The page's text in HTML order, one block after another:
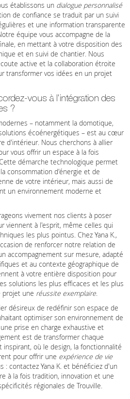
établissons un dialogue personnalisé
de confiance se traduit par un suivi
et une information transparente
équipe vous accompagne de la
en mettant à votre disposition des
et en suivi de chantier. Nous
active et la collaboration étroite
transformer vos idées en un projet
vous à l'intégration des
?
– notamment la domotique,
écoénergétiques – est au cœur
d'intérieur. Nous cherchons à allier
vous offrir un espace à la fois
démarche technologique permet
consommation d'énergie et de
de votre intérieur, mais aussi de
un environnement moderne et
vivement nos clients à poser
viennent à l'esprit, même celles qui
les plus pointus. Chez Yana K.,
de renforcer notre relation de
accompagnement sur mesure, adapté
et au contexte géographique de
à votre entière disposition pour
solutions les plus efficaces et les plus
projet une réussite exemplaire.
désireux de redéfinir son espace de
optimiser son environnement de
prise en charge exhaustive et
est de transformer chaque
où le design, la fonctionnalité
pour offrir une expérience de vie
: contactez Yana K. et bénéficiez d'un
à la fois tradition, innovation et une
régionales de Trouville.